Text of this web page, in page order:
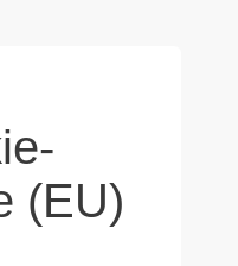
(EU)